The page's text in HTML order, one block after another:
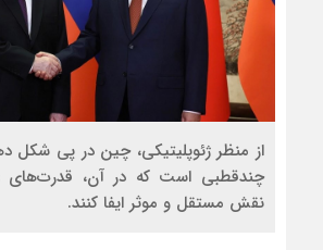
از منظر ژئوپلیتیکی، چین در پی شکل
چندقطبی است که در آن، قدرت‌های
نقش مستقل و موثر ایفا کنند.